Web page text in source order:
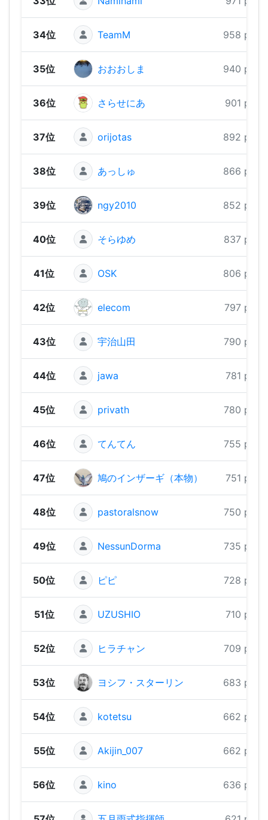
34位 TeamM 958 pts
35位 おおおしま 940 pts
36位 さらせにあ 901 pts
37位 orijotas 892 pts
38位 あっしゅ 866 pts
39位 ngy2010 852 pts
40位 そらゆめ 837 pts
41位 OSK 806 pts
42位 elecom 797 pts
43位 宇治山田 790 pts
44位 jawa 781 pts
45位 privath 780 pts
46位 てんてん 755 pts
47位 鳩のインザーギ（本物） 751 pts
48位 pastoralsnow 750 pts
49位 NessunDorma 735 pts
50位 ピピ 728 pts
51位 UZUSHIO 710 pts
52位 ヒラチャン 709 pts
53位 ヨシフ・スターリン 683 pts
54位 kotetsu 662 pts
55位 Akijin_007 662 pts
56位 kino 636 pts